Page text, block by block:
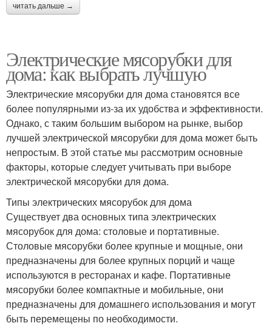
читать дальше →
Электрические мясорубки для
дома: как выбрать лучшую
Электрические мясорубки для дома становятся все
более популярными из-за их удобства и эффективности.
Однако, с таким большим выбором на рынке, выбор
лучшей электрической мясорубки для дома может быть
непростым. В этой статье мы рассмотрим основные
факторы, которые следует учитывать при выборе
электрической мясорубки для дома.
Типы электрических мясорубок для дома
Существует два основных типа электрических
мясорубок для дома: столовые и портативные.
Столовые мясорубки более крупные и мощные, они
предназначены для более крупных порций и чаще
используются в ресторанах и кафе. Портативные
мясорубки более компактные и мобильные, они
предназначены для домашнего использования и могут
быть перемещены по необходимости.